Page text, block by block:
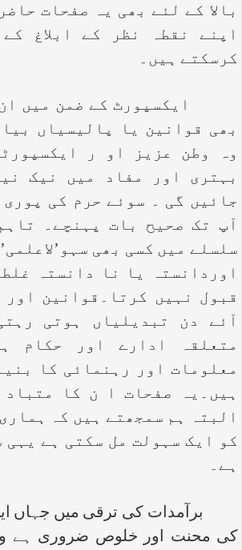
بالا کے لئے بھی یہ صفحات
اپنے نقطہ نظر کے ابلاغ
کرسکتے ہیں۔
ایکسپورٹ کے ضمن میں ان
بھی قوانین یا پالیسیاں
وہ وطن عزیز او ر
بہتری اور مفاد میں نیک
جائیں گی ۔ سوئے حرم کی
آپ تک صحیح بات پہنچے۔
سلسلے میں کسی بھی
اوردانستہ یا نا دانستہ
قبول نہیں کرتا۔قوانین
آئے دن تبدیلیاں ہوتی
متعلقہ ادارے اور حکام
معلومات اور رہنمائی کا
ہیں۔یہ صفحات ا ن کا
البتہ ہم سمجھتے ہیں کہ
کو ایک سہولت مل سکتی ہے یہی
ہے۔
برآمدات کی ترقی میں جہاں
کی محنت اور خلوص ضروری ہے